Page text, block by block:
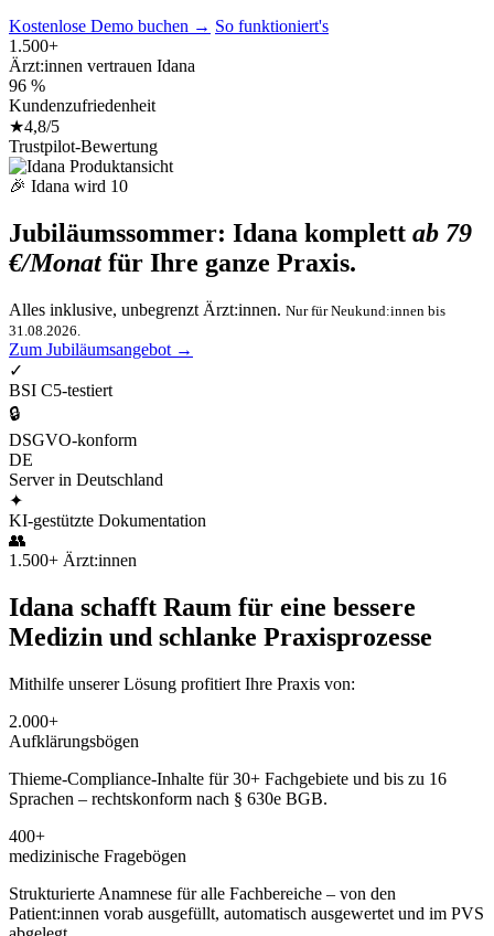
Kostenlose Demo buchen → So funktioniert's
1.500+
Ärzt:innen vertrauen Idana
96 %
Kundenzufriedenheit
★4,8/5
Trustpilot-Bewertung
🎉 Idana wird 10
Jubiläumssommer: Idana komplett ab 79
€/Monatfür Ihre ganze Praxis.
Alles inklusive, unbegrenzt Ärzt:innen. Nur für Neukund:innen bis
31.08.2026.
Zum Jubiläumsangebot →
✓
BSI C5-testiert
🔒
DSGVO-konform
DE
Server in Deutschland
✦
KI-gestützte Dokumentation
👥
1.500+ Ärzt:innen
Idana schafft Raum für eine bessere
Medizin und schlanke Praxisprozesse
Mithilfe unserer Lösung profitiert Ihre Praxis von:
2.000+
Aufklärungsbögen
Thieme-Compliance-Inhalte für 30+ Fachgebiete und bis zu 16
Sprachen – rechtskonform nach § 630e BGB.
400+
medizinische Fragebögen
Strukturierte Anamnese für alle Fachbereiche – von den
Patient:innen vorab ausgefüllt, automatisch ausgewertet und im PVS